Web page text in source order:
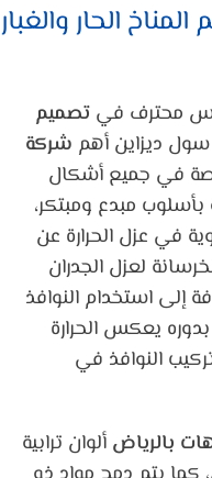
الحار والغبار
محترف في تصميم
ديزاين أهم شركة
في جميع أشكال
بأسلوب مبدع ومبتكر،
في عزل الحرارة عن
لعزل الجدران
إلى استخدام النوافذ
يعكس الحرارة
النوافذ في
بالرياض ألوان ترابية